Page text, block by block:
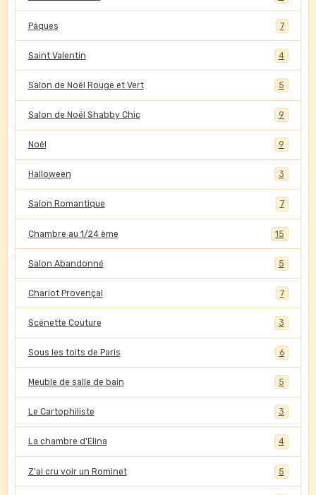
Pâques 7
Saint Valentin 4
Salon de Noël Rouge et Vert 5
Salon de Noël Shabby Chic 9
Noël 9
Halloween 3
Salon Romantique 7
Chambre au 1/24 ème 15
Salon Abandonné 5
Chariot Provençal 7
Scénette Couture 3
Sous les toits de Paris 6
Meuble de salle de bain 5
Le Cartophiliste 3
La chambre d'Elina 4
Z'ai cru voir un Rominet 5